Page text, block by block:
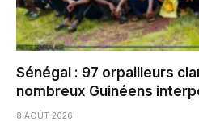
Sénégal : 97 orpailleurs
nombreux Guinéens
8 AOÛT 2026